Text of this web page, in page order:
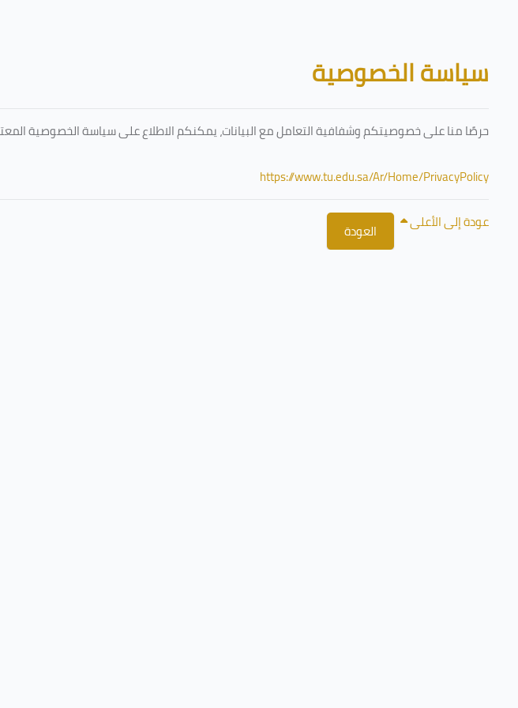
الكتل
سياسة الخصوصية
حرصًا منا على خصوصيتكم وشفافية التعامل مع البيانات، يمكنكم الاطلاع على سياسة الخصوصية
https://www.tu.edu.sa/Ar/Home/PrivacyPolicy
العودة عودة إلى الأعلى